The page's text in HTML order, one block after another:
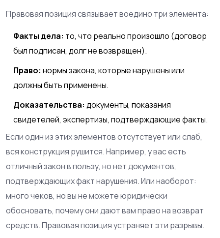
Правовая позиция связывает воедино три элемента:
Факты дела: то, что реально произошло (договор
был подписан, долг не возвращен).
Право: нормы закона, которые нарушены или
должны быть применены.
Доказательства: документы, показания
свидетелей, экспертизы, подтверждающие факты.
Если один из этих элементов отсутствует или слаб,
вся конструкция рушится. Например, у вас есть
отличный закон в пользу, но нет документов,
подтверждающих факт нарушения. Или наоборот:
много чеков, но вы не можете юридически
обосновать, почему они дают вам право на возврат
средств. Правовая позиция устраняет эти разрывы.